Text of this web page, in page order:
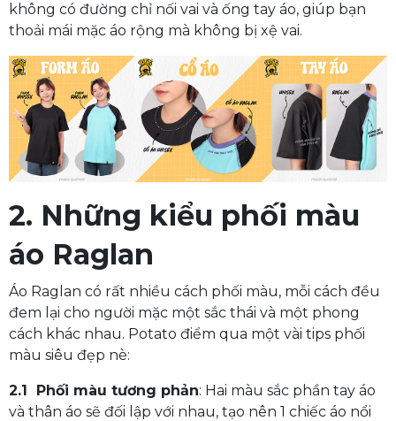
không có đường chỉ nối vai và ống tay áo, giúp bạn
thoải mái mặc áo rộng mà không bị xệ vai.
2. Những kiểu phối màu
áo Raglan
Áo Raglan có rất nhiều cách phối màu, mỗi cách đều
đem lại cho người mặc một sắc thái và một phong
cách khác nhau. Potato điểm qua một vài tips phối
màu siêu đẹp nè:
2.1 Phối màu tương phản: Hai màu sắc phần tay áo
và thân áo sẽ đối lập với nhau, tạo nên 1 chiếc áo nổi